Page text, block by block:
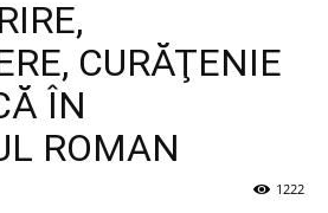
CURĂŢENIE
ÎN
ROMAN
1222